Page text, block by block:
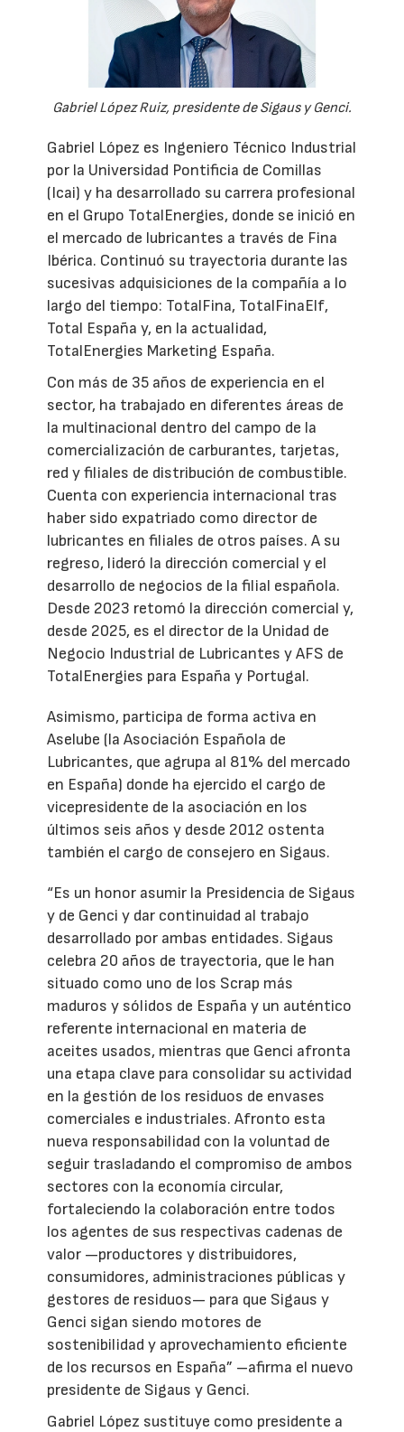
Gabriel López Ruiz, presidente de Sigaus y Genci.
Gabriel López es Ingeniero Técnico Industrial
por la Universidad Pontificia de Comillas
(Icai) y ha desarrollado su carrera profesional
en el Grupo TotalEnergies, donde se inició en
el mercado de lubricantes a través de Fina
Ibérica. Continuó su trayectoria durante las
sucesivas adquisiciones de la compañía a lo
largo del tiempo: TotalFina, TotalFinaElf,
Total España y, en la actualidad,
TotalEnergies Marketing España.
Con más de 35 años de experiencia en el
sector, ha trabajado en diferentes áreas de
la multinacional dentro del campo de la
comercialización de carburantes, tarjetas,
red y filiales de distribución de combustible.
Cuenta con experiencia internacional tras
haber sido expatriado como director de
lubricantes en filiales de otros países. A su
regreso, lideró la dirección comercial y el
desarrollo de negocios de la filial española.
Desde 2023 retomó la dirección comercial y,
desde 2025, es el director de la Unidad de
Negocio Industrial de Lubricantes y AFS de
TotalEnergies para España y Portugal.
Asimismo, participa de forma activa en
Aselube (la Asociación Española de
Lubricantes, que agrupa al 81% del mercado
en España) donde ha ejercido el cargo de
vicepresidente de la asociación en los
últimos seis años y desde 2012 ostenta
también el cargo de consejero en Sigaus.
“Es un honor asumir la Presidencia de Sigaus
y de Genci y dar continuidad al trabajo
desarrollado por ambas entidades. Sigaus
celebra 20 años de trayectoria, que le han
situado como uno de los Scrap más
maduros y sólidos de España y un auténtico
referente internacional en materia de
aceites usados, mientras que Genci afronta
una etapa clave para consolidar su actividad
en la gestión de los residuos de envases
comerciales e industriales. Afronto esta
nueva responsabilidad con la voluntad de
seguir trasladando el compromiso de ambos
sectores con la economía circular,
fortaleciendo la colaboración entre todos
los agentes de sus respectivas cadenas de
valor —productores y distribuidores,
consumidores, administraciones públicas y
gestores de residuos— para que Sigaus y
Genci sigan siendo motores de
sostenibilidad y aprovechamiento eficiente
de los recursos en España” –afirma el nuevo
presidente de Sigaus y Genci.
Gabriel López sustituye como presidente a